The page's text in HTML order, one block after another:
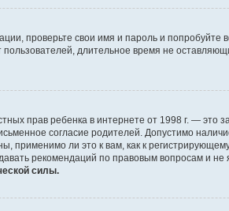
проверьте свои имя и пароль и
длительное время не
прав ребенка в интернете от 1998 г. —
согласие родителей. Допустимо
применимо ли это к вам, как к
рекомендаций по правовым вопросам и
силы.